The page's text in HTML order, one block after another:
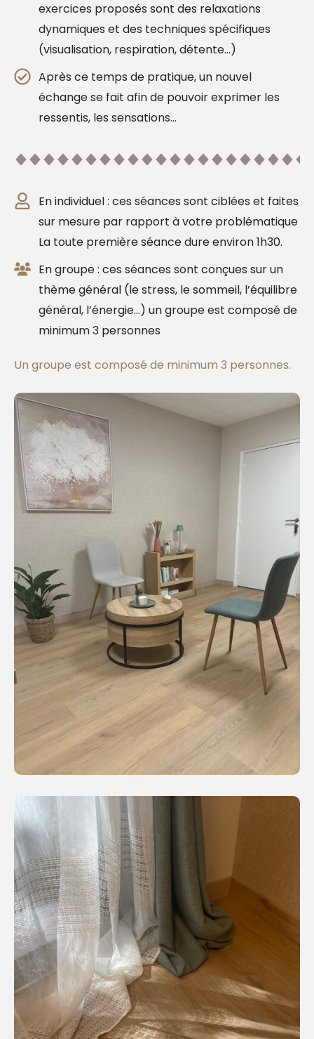
exercices proposés sont des relaxations
dynamiques et des techniques spécifiques
(visualisation, respiration, détente…)
Après ce temps de pratique, un nouvel
échange se fait afin de pouvoir exprimer les
ressentis, les sensations...
En individuel : ces séances sont ciblées et faites
sur mesure par rapport à votre problématique
La toute première séance dure environ 1h30.
En groupe : ces séances sont conçues sur un
thème général (le stress, le sommeil, l’équilibre
général, l’énergie…) un groupe est composé de
minimum 3 personnes
Un groupe est composé de minimum 3 personnes.